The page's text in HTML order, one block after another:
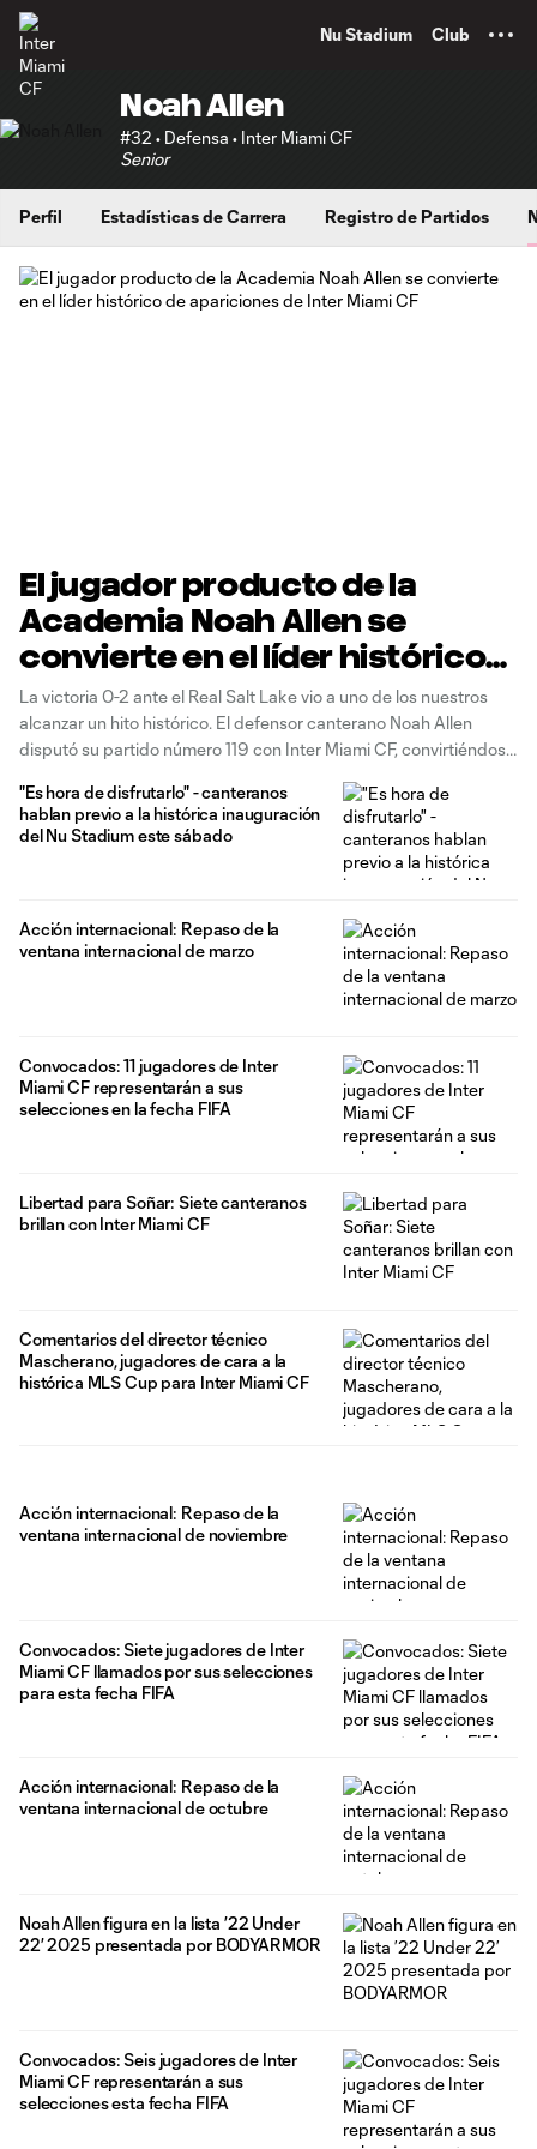
Nu Stadium Club
Noah Allen
#32 • Defensa • Inter Miami CF
Senior
Perfil Estadísticas de Carrera Registro de Partidos
El jugador producto de la
Academia Noah Allen se
convierte en el líder histórico
de apariciones de Inter Miami
CF
La victoria 0-2 ante el Real Salt Lake vio a uno de los nuestros
alcanzar un hito histórico. El defensor canterano Noah Allen
disputó su partido número 119 con Inter Miami CF, convirtiéndose
superando el récord previo del
"Es hora de disfrutarlo" - canteranos
hablan previo a la histórica inauguración
del Nu Stadium este sábado
Acción internacional: Repaso de la
ventana internacional de marzo
Convocados: 11 jugadores de Inter
Miami CF representarán a sus
selecciones en la fecha FIFA
Libertad para Soñar: Siete canteranos
brillan con Inter Miami CF
Comentarios del director técnico
Mascherano, jugadores de cara a la
histórica MLS Cup para Inter Miami CF
Acción internacional: Repaso de la
ventana internacional de noviembre
Convocados: Siete jugadores de Inter
Miami CF llamados por sus selecciones
para esta fecha FIFA
Acción internacional: Repaso de la
ventana internacional de octubre
Noah Allen figura en la lista ’22 Under
22’ 2025 presentada por BODYARMOR
Convocados: Seis jugadores de Inter
Miami CF representarán a sus
selecciones esta fecha FIFA